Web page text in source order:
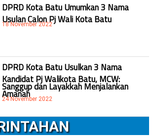
DPRD Kota Batu Umumkan 3 Nama
Usulan Calon Pj Wali Kota Batu
18 November 2022
DPRD Kota Batu Usulkan 3 Nama
Kandidat Pj Walikota Batu, MCW:
Sanggup dan Layakkah Menjalankan
Amanah
24 November 2022